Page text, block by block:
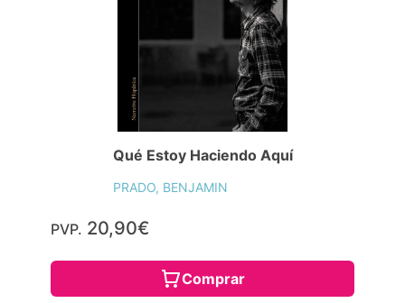
Qué Estoy Haciendo Aquí
PRADO, BENJAMIN
PVP. 20,90€
Comprar